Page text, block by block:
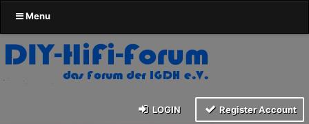
Menu
LOGIN Register Account